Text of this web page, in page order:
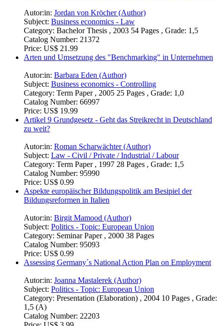
Autor:in: Jordan von Kröcher (Author)
Subject: Business economics - Law
Category: Bachelor Thesis , 2003 54 Pages , Grade: 1,5
Catalog Number: 21372
Price: US$ 21.99
Arten und Umsetzung des "Benchmarking" in Unternehmen
Autor:in: Barbara Eden (Author)
Subject: Business economics - Controlling
Category: Term Paper , 2005 25 Pages , Grade: 1,0
Catalog Number: 66997
Price: US$ 19.99
Artikel 9 Grundgesetz - Geht das Streikrecht in Deutschland
zu weit?
Autor:in: Roman Scharwächter (Author)
Subject: Law - Civil / Private / Industrial / Labour
Category: Term Paper , 1997 28 Pages , Grade: 1,5
Catalog Number: 95990
Price: US$ 0.99
Aspekte europäischer Bildungspolitik am Besipiel der
Bildungsreformen in Italien
Autor:in: Birgit Mamood (Author)
Subject: Politics - Topic: European Union
Category: Seminar Paper , 2000 38 Pages
Catalog Number: 95093
Price: US$ 0.99
Assessing Germany´s National Action Plan on Employment
Autor:in: Joanna Mastalerek (Author)
Subject: Politics - Topic: European Union
Category: Presentation (Elaboration) , 2004 10 Pages , Grade:
1,5 (A)
Catalog Number: 22203